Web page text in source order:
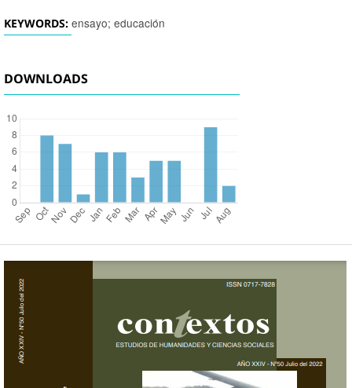
KEYWORDS: ensayo; educación
DOWNLOADS